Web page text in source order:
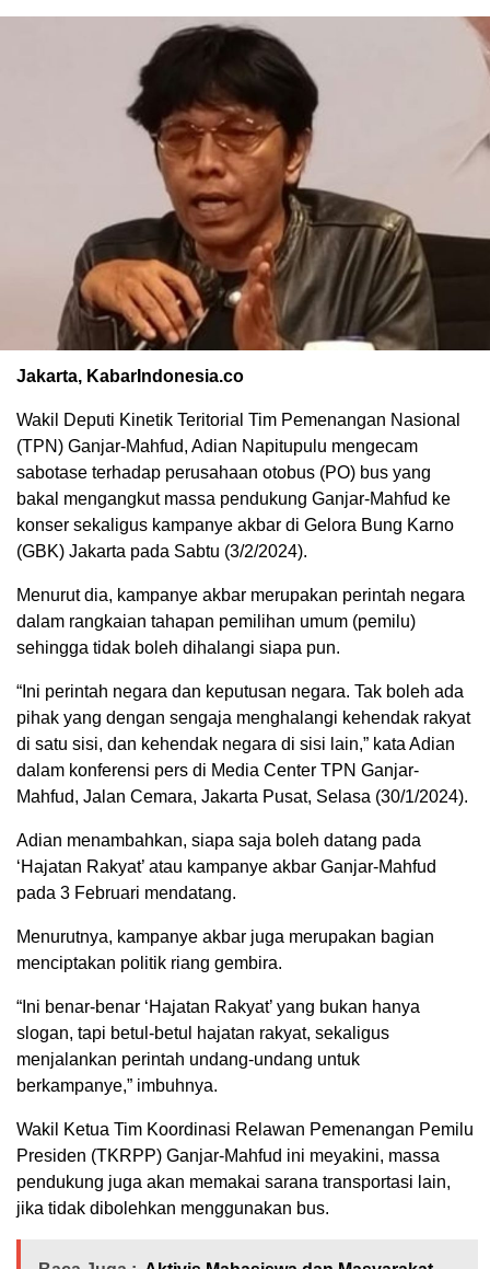
Jakarta, KabarIndonesia.co
Wakil Deputi Kinetik Teritorial Tim Pemenangan Nasional
(TPN) Ganjar-Mahfud, Adian Napitupulu mengecam
sabotase terhadap perusahaan otobus (PO) bus yang
bakal mengangkut massa pendukung Ganjar-Mahfud ke
konser sekaligus kampanye akbar di Gelora Bung Karno
(GBK) Jakarta pada Sabtu (3/2/2024).
Menurut dia, kampanye akbar merupakan perintah negara
dalam rangkaian tahapan pemilihan umum (pemilu)
sehingga tidak boleh dihalangi siapa pun.
“Ini perintah negara dan keputusan negara. Tak boleh ada
pihak yang dengan sengaja menghalangi kehendak rakyat
di satu sisi, dan kehendak negara di sisi lain,” kata Adian
dalam konferensi pers di Media Center TPN Ganjar-
Mahfud, Jalan Cemara, Jakarta Pusat, Selasa (30/1/2024).
Adian menambahkan, siapa saja boleh datang pada
‘Hajatan Rakyat’ atau kampanye akbar Ganjar-Mahfud
pada 3 Februari mendatang.
Menurutnya, kampanye akbar juga merupakan bagian
menciptakan politik riang gembira.
“Ini benar-benar ‘Hajatan Rakyat’ yang bukan hanya
slogan, tapi betul-betul hajatan rakyat, sekaligus
menjalankan perintah undang-undang untuk
berkampanye,” imbuhnya.
Wakil Ketua Tim Koordinasi Relawan Pemenangan Pemilu
Presiden (TKRPP) Ganjar-Mahfud ini meyakini, massa
pendukung juga akan memakai sarana transportasi lain,
jika tidak dibolehkan menggunakan bus.